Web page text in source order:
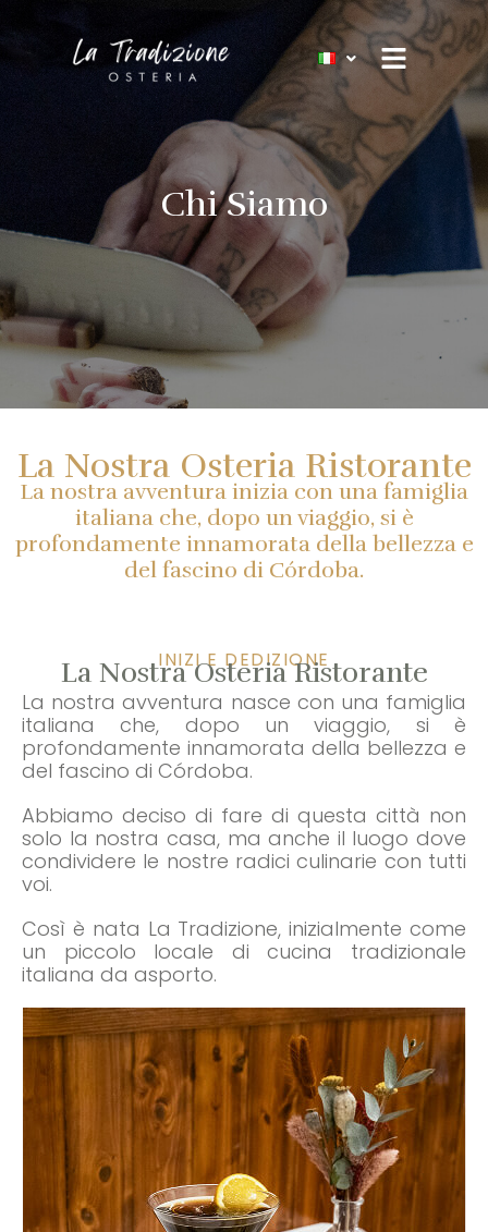
al
contenuto
Chi Siamo
La Nostra Osteria Ristorante
La nostra avventura inizia con una famiglia
italiana che, dopo un viaggio, si è
profondamente innamorata della bellezza e
del fascino di Córdoba.
INIZI E DEDIZIONE
La Nostra Osteria Ristorante
La nostra avventura nasce con una famiglia
italiana che, dopo un viaggio, si è
profondamente innamorata della bellezza e
del fascino di Córdoba.
Abbiamo deciso di fare di questa città non
solo la nostra casa, ma anche il luogo dove
condividere le nostre radici culinarie con tutti
voi.
Così è nata La Tradizione, inizialmente come
un piccolo locale di cucina tradizionale
italiana da asporto.